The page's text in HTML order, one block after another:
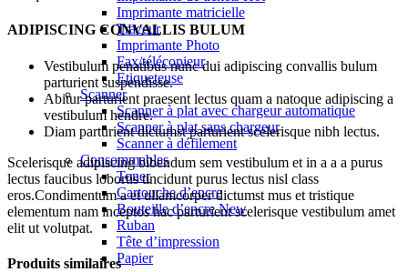
Imprimante matricielle
Traceur
Imprimante Photo
Fax/télécopieur
Etiqueteuse
Scanner
Scanner à plat avec chargeur automatique
Scanner à plat sans chargeur
Scanner à défilement
Consommables
Toner
Cartouche d’encre
Bouteille d’encreNew
Ruban
Tête d’impression
Papier
ADIPISCING CONVALLIS BULUM
Vestibulum penatibus nunc dui adipiscing convallis bulum
parturient suspendisse.
Abitur parturient praesent lectus quam a natoque adipiscing a
vestibulum hendre.
Diam parturient dictumst parturient scelerisque nibh lectus.
Scelerisque adipiscing bibendum sem vestibulum et in a a a purus
lectus faucibus lobortis tincidunt purus lectus nisl class
eros.Condimentum a et ullamcorper dictumst mus et tristique
elementum nam inceptos hac parturient scelerisque vestibulum amet
elit ut volutpat.
Produits similaires